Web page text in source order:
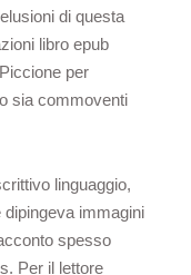
di questa
libro epub
per
sia commoventi
linguaggio,
immagini
spesso
Per il lettore